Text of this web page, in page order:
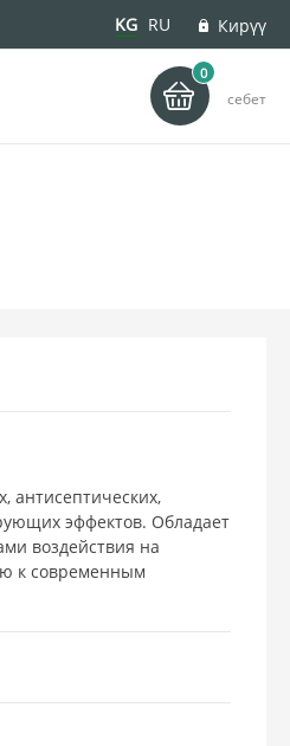
KG RU Кирүү
0
себет
антисептических,
эффектов. Обладает
воздействия на
к современным